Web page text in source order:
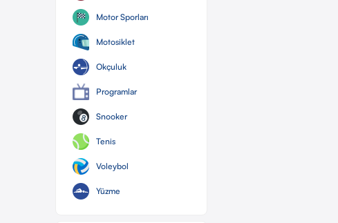
Motor Sporları
Motosiklet
Okçuluk
Programlar
Snooker
Tenis
Voleybol
Yüzme